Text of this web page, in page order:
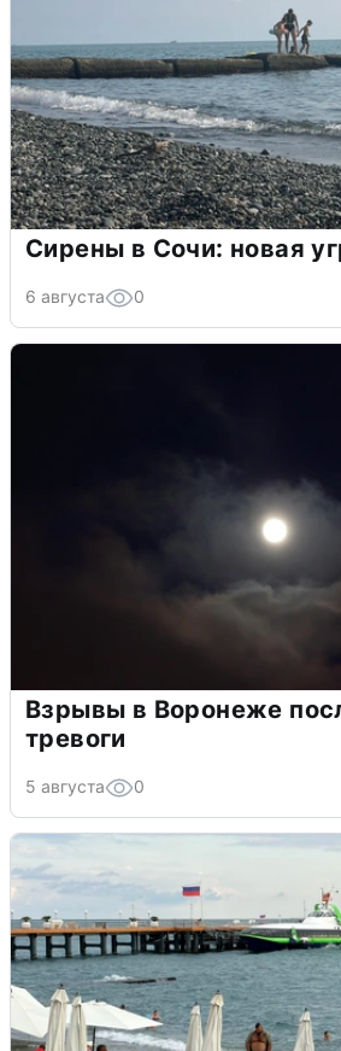
Сирены в Сочи: новая
6 августа 0
Взрывы в Воронеже
тревоги
5 августа 0